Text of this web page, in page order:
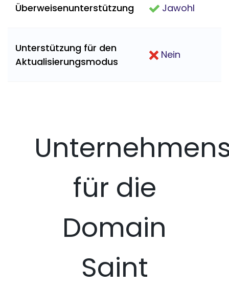
Überweisenunterstützung Jawohl
Unterstützung für den
Aktualisierungsmodus
Nein
für die
Domain
Saint